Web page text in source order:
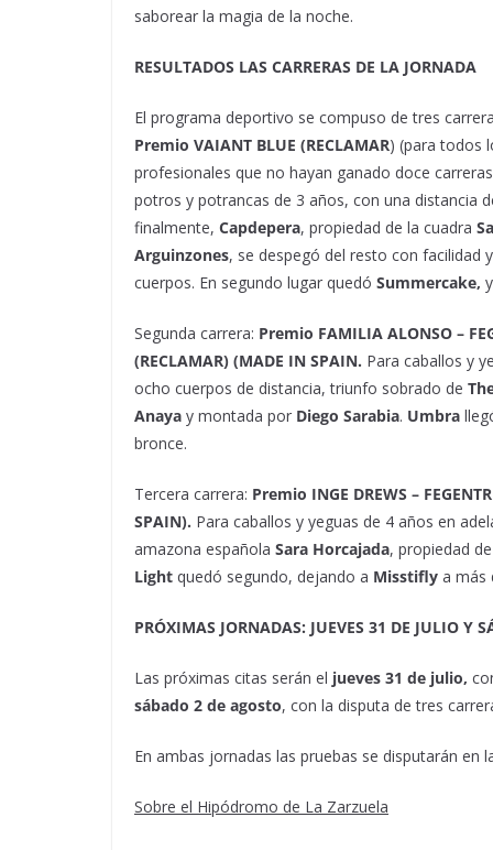
saborear la magia de la noche.
RESULTADOS LAS CARRERAS DE LA JORNADA
El programa deportivo se compuso de tres
Premio VAIANT BLUE (RECLAMAR) (para todos
profesionales que no hayan ganado doce
potros y potrancas de 3 años, con una distancia
finalmente, Capdepera, propiedad de la cuadra
Arguinzones, se despegó del resto con facilidad
cuerpos. En segundo lugar quedó Summercake,
Segunda carrera: Premio FAMILIA ALONSO –
(RECLAMAR) (MADE IN SPAIN. Para caballos y
ocho cuerpos de distancia, triunfo sobrado de
Anaya y montada por Diego Sarabia. Umbra
bronce.
Tercera carrera: Premio INGE DREWS –
SPAIN). Para caballos y yeguas de 4 años en
amazona española Sara Horcajada, propiedad
Light quedó segundo, dejando a Misstifly a más
PRÓXIMAS JORNADAS: JUEVES 31 DE JULIO Y
Las próximas citas serán el jueves 31 de julio,
sábado 2 de agosto, con la disputa de tres
En ambas jornadas las pruebas se disputarán en
Sobre el Hipódromo de La Zarzuela